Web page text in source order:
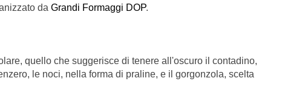
da Grandi Formaggi DOP.
quello che suggerisce di tenere all'oscuro il contadino,
le noci, nella forma di praline, e il gorgonzola, scelta